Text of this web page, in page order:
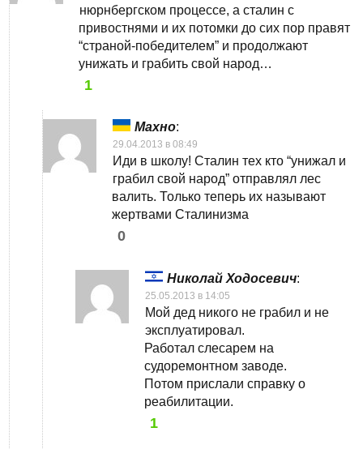
нюрнбергском процессе, а сталин с
привостнями и их потомки до сих пор правят
“страной-победителем” и продолжают
унижать и грабить свой народ…
1
Махно:
29.04.2013 в 08:49
Иди в школу! Сталин тех кто “унижал и
грабил свой народ” отправлял лес
валить. Только теперь их называют
жертвами Сталинизма
0
Николай Ходосевич:
25.05.2013 в 14:05
Мой дед никого не грабил и не
эксплуатировал.
Работал слесарем на
судоремонтном заводе.
Потом прислали справку о
реабилитации.
1